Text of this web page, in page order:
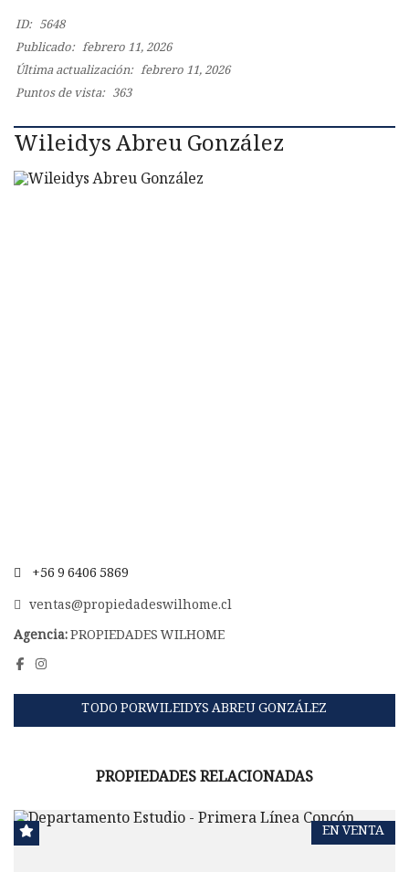
o
.
ID: 5648
Publicado: febrero 11, 2026
Última actualización: febrero 11, 2026
Puntos de vista: 363
Wileidys Abreu González
+56 9 6406 5869
ventas@propiedadeswilhome.cl
Agencia:PROPIEDADES WILHOME
TODO PORWILEIDYS ABREU GONZÁLEZ
PROPIEDADES RELACIONADAS
EN VENTA